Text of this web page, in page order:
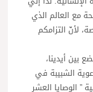
مع العالم الذي
لأنّ التزامكم
بين أيدينا،
الشبيبة في
” الوصايا العشر